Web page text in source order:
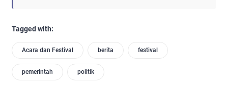
Tagged with:
Acara dan Festival berita festival
pemerintah politik